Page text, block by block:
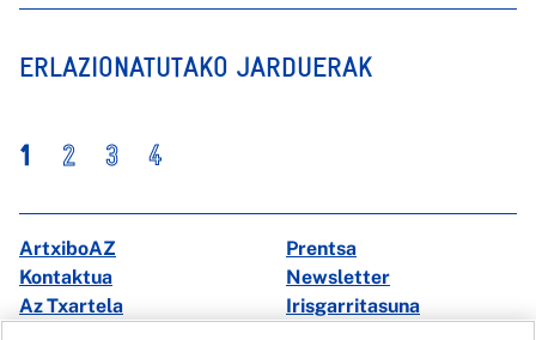
ERLAZIONATUTAKO JARDUERAK
1 2 3 4
ArtxiboAZ
Prentsa
Kontaktua
Newsletter
Az Txartela
Irisgarritasuna